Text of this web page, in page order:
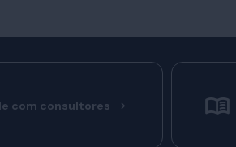
com consultores